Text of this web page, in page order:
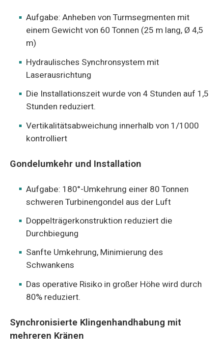
Aufgabe: Anheben von Turmsegmenten mit
einem Gewicht von 60 Tonnen (25 m lang, Ø 4,5
m)
Hydraulisches Synchronsystem mit
Laserausrichtung
Die Installationszeit wurde von 4 Stunden auf 1,5
Stunden reduziert.
Vertikalitätsabweichung innerhalb von 1/1000
kontrolliert
Gondelumkehr und Installation
Aufgabe: 180°-Umkehrung einer 80 Tonnen
schweren Turbinengondel aus der Luft
Doppelträgerkonstruktion reduziert die
Durchbiegung
Sanfte Umkehrung, Minimierung des
Schwankens
Das operative Risiko in großer Höhe wird durch
80% reduziert.
Synchronisierte Klingenhandhabung mit
mehreren Kränen